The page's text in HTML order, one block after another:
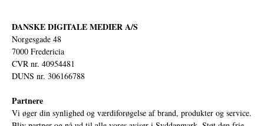
DANSKE DIGITALE MEDIER A/S
Norgesgade 48
7000 Fredericia
CVR nr. 40954481
DUNS nr. 306166788
Partnere
Vi øger din synlighed og værdiforøgelse af brand, produkter og service.